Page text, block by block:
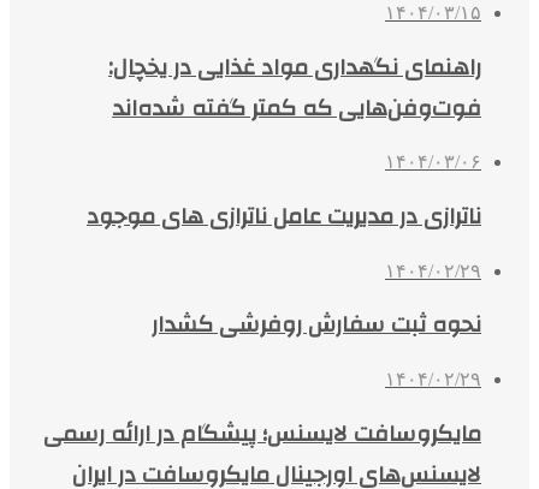
۱۴۰۴/۰۳/۱۵
راهنمای نگهداری مواد غذایی در یخچال:
فوت‌وفن‌هایی که کمتر گفته شده‌اند
۱۴۰۴/۰۳/۰۶
ناترازی در مدیریت عامل ناترازی های موجود
۱۴۰۴/۰۲/۲۹
نحوه ثبت سفارش روفرشی کشدار
۱۴۰۴/۰۲/۲۹
مایکروسافت لایسنس؛ پیشگام در ارائه رسمی
لایسنس‌های اورجینال مایکروسافت در ایران